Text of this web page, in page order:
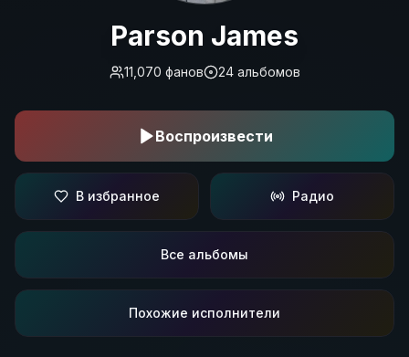
Parson James
11,070 фанов 24альбомов
Воспроизвести
В избранное Радио
Все альбомы
Похожие исполнители